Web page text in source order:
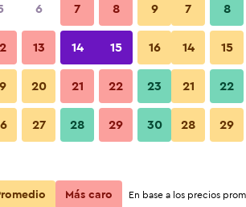
Ver precios
Ver precios Fotos
6 7 8 9
13 14 15 16
20 21 22 23
27 28 29 30
7 8
14 15
21 22
28 29
Más caro En base a los precios